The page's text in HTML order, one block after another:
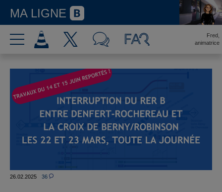
MA LIGNE
Fred,
animatrice
26.02.2025 36